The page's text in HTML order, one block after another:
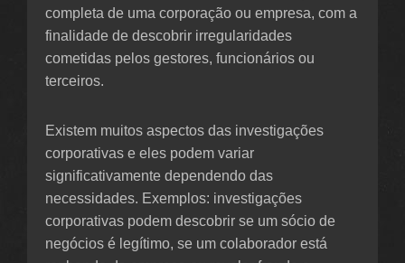
completa de uma corporação ou empresa, com a
finalidade de descobrir irregularidades
cometidas pelos gestores, funcionários ou
terceiros.
Existem muitos aspectos das investigações
corporativas e eles podem variar
significativamente dependendo das
necessidades. Exemplos: investigações
corporativas podem descobrir se um sócio de
negócios é legítimo, se um colaborador está